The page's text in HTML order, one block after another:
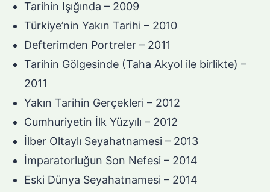
Tarihin Işığında – 2009
Türkiye’nin Yakın Tarihi – 2010
Defterimden Portreler – 2011
Tarihin Gölgesinde (Taha Akyol ile birlikte) –
2011
Yakın Tarihin Gerçekleri – 2012
Cumhuriyetin İlk Yüzyılı – 2012
İlber Oltaylı Seyahatnamesi – 2013
İmparatorluğun Son Nefesi – 2014
Eski Dünya Seyahatnamesi – 2014